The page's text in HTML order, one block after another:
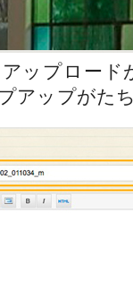
ップロード
アップがた